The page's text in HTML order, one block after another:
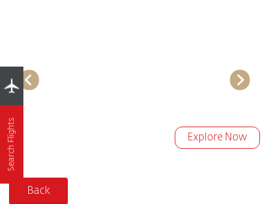
Explore Now
Back
Search Flights